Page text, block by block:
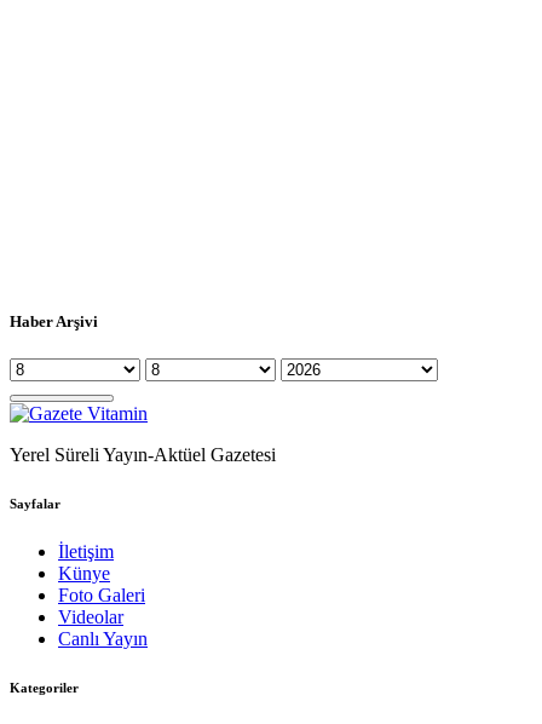
Haber Arşivi
Yerel Süreli Yayın-Aktüel Gazetesi
Sayfalar
İletişim
Künye
Foto Galeri
Videolar
Canlı Yayın
Kategoriler